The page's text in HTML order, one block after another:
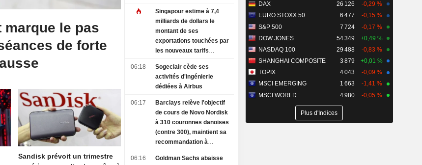
marque le pas
de forte
Sandisk prévoit un trimestre
Singapour estime à 7,4
milliards de dollars le
montant de ses
exportations touchées par
les nouveaux tarifs
06:18
Sogeclair cède ses
activités d'ingénierie
dédiées à Airbus
06:17
Barclays relève l'objectif
de cours de Novo Nordisk
à 310 couronnes danoises
(contre 300), maintient sa
recommandation à
BN
06:16
Goldman Sachs abaisse
DAX
26 126
-0,29 %
EURO STOXX 50
6 477
-0,15 %
S&P 500
7 724
-0,17 %
DOW JONES
54 349
+0,49 %
NASDAQ 100
29 488
-0,83 %
SHANGHAI COMPOSITE
3 879
+0,01 %
TOPIX
4 043
-0,09 %
MSCI EMERGING
1 663
-1,41 %
MSCI WORLD
4 980 -0,05 %
Plus d'Indices